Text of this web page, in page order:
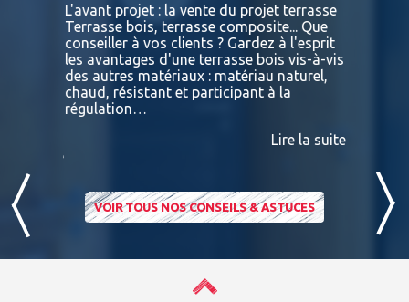
la suite
L'avant projet : la vente du projet terrasse
Terrasse bois, terrasse composite... Que
conseiller à vos clients ? Gardez à l'esprit
les avantages d'une terrasse bois vis-à-vis
des autres matériaux : matériau naturel,
chaud, résistant et participant à la
régulation…
Lire la suite
VOIR TOUS NOS CONSEILS & ASTUCES